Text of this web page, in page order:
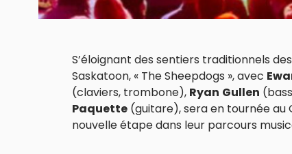
S’éloignant des sentiers traditionnels
Saskatoon, « The Sheepdogs », avec
(claviers, trombone), Ryan Gullen
Paquette (guitare), sera en tournée au
nouvelle étape dans leur parcours